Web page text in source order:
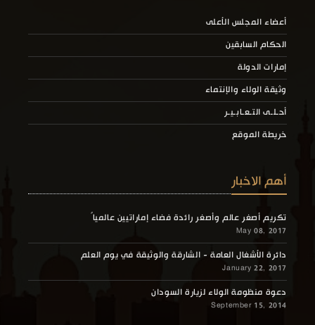
أعضاء المجلس الأعلى
الحكام السابقين
إمارات الدولة
وثيقة الولاء والإنتماء
أحـلـى التـعـابـيـر
خريطة الموقع
أهم الاخبار
تكريم أصغر عالم وأصغر رائدة فضاء إماراتيين عالمياً
May 08, 2017
دائرة الأشغال العامة - الشارقة والوثيقة في يوم العلم
January 22, 2017
دعوة منظومة الولاء لزيارة السودان
September 15, 2014